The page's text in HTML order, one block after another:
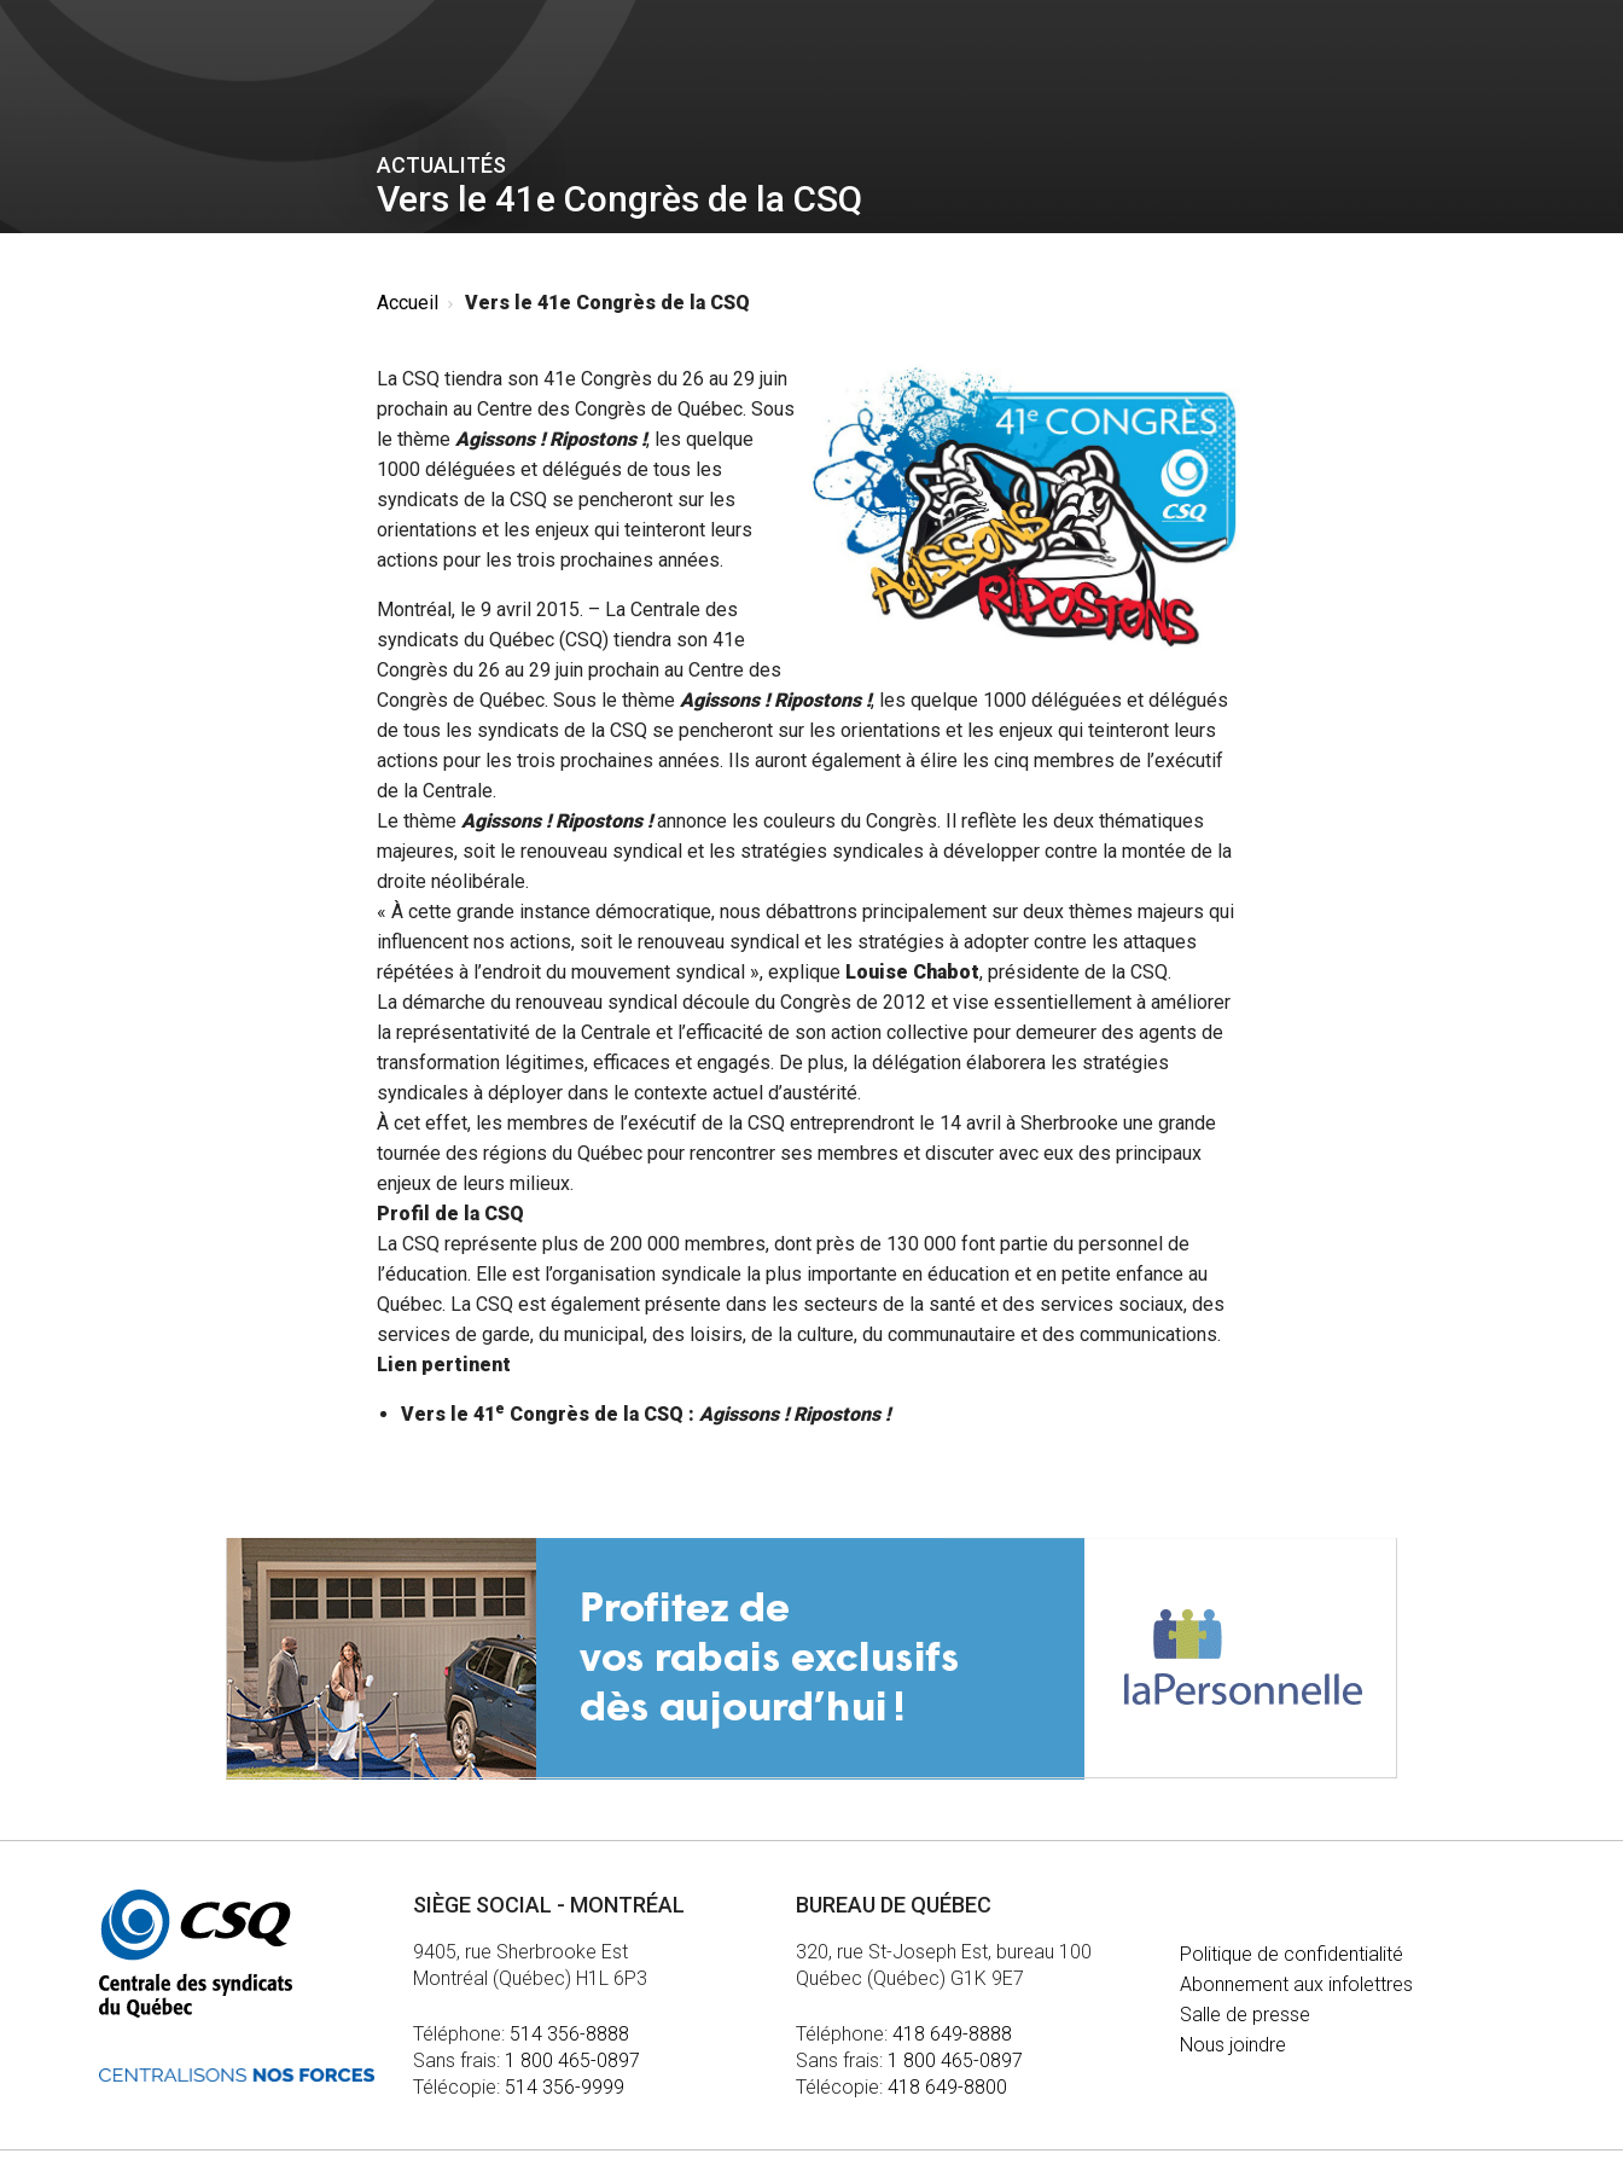
ACTUALITÉS
Vers le 41e Congrès de la CSQ
Accueil Vers le 41e Congrès de la CSQ
La CSQ tiendra son 41e Congrès du 26 au 29 juin
prochain au Centre des Congrès de Québec. Sous
le thème Agissons ! Ripostons !, les quelque
1000 déléguées et délégués de tous les
syndicats de la CSQ se pencheront sur les
orientations et les enjeux qui teinteront leurs
actions pour les trois prochaines années.
Montréal, le 9 avril 2015. – La Centrale des
syndicats du Québec (CSQ) tiendra son 41e
Congrès du 26 au 29 juin prochain au Centre des
Congrès de Québec. Sous le thème Agissons ! Ripostons !, les quelque 1000 déléguées et délégués
de tous les syndicats de la CSQ se pencheront sur les orientations et les enjeux qui teinteront leurs
actions pour les trois prochaines années. Ils auront également à élire les cinq membres de l’exécutif
de la Centrale.
Le thème Agissons ! Ripostons !annonce les couleurs du Congrès. Il reflète les deux thématiques
majeures, soit le renouveau syndical et les stratégies syndicales à développer contre la montée de la
droite néolibérale.
« À cette grande instance démocratique, nous débattrons principalement sur deux thèmes majeurs qui
influencent nos actions, soit le renouveau syndical et les stratégies à adopter contre les attaques
répétées à l’endroit du mouvement syndical », explique Louise Chabot, présidente de la CSQ.
La démarche du renouveau syndical découle du Congrès de 2012 et vise essentiellement à améliorer
la représentativité de la Centrale et l’efficacité de son action collective pour demeurer des agents de
transformation légitimes, efficaces et engagés. De plus, la délégation élaborera les stratégies
syndicales à déployer dans le contexte actuel d’austérité.
À cet effet, les membres de l’exécutif de la CSQ entreprendront le 14 avril à Sherbrooke une grande
tournée des régions du Québec pour rencontrer ses membres et discuter avec eux des principaux
enjeux de leurs milieux.
Profil de la CSQ
La CSQ représente plus de 200 000 membres, dont près de 130 000 font partie du personnel de
l’éducation. Elle est l’organisation syndicale la plus importante en éducation et en petite enfance au
Québec. La CSQ est également présente dans les secteurs de la santé et des services sociaux, des
services de garde, du municipal, des loisirs, de la culture, du communautaire et des communications.
Lien pertinent
Vers le 41 e Congrès de la CSQ : Agissons ! Ripostons !
Autres
informations
SIÈGE SOCIAL - MONTRÉAL
9405, rue Sherbrooke Est
Montréal (Québec) H1L 6P3
Téléphone: 514 356-8888
Sans frais: 1 800 465-0897
Télécopie: 514 356-9999
BUREAU DE QUÉBEC
320, rue St-Joseph Est, bureau 100
Québec (Québec) G1K 9E7
Téléphone:418 649-8888
Sans frais: 1 800 465-0897
Télécopie:418 649-8800
Politique de confidentialité
Abonnement aux infolettres
Salle de presse
Nous joindre